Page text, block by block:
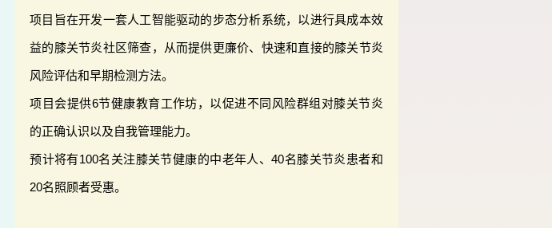
项目旨在开发一套人工智能驱动的步态分析系统，以进行具成本效
益的膝关节炎社区筛查，从而提供更廉价、快速和直接的膝关节炎
风险评估和早期检测方法。
项目会提供6节健康教育工作坊，以促进不同风险群组对膝关节炎
的正确认识以及自我管理能力。
预计将有100名关注膝关节健康的中老年人、40名膝关节炎患者和
20名照顾者受惠。